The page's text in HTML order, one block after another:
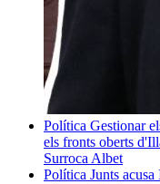
Política Gestionar
els fronts oberts
Surroca Albet
Política Junts